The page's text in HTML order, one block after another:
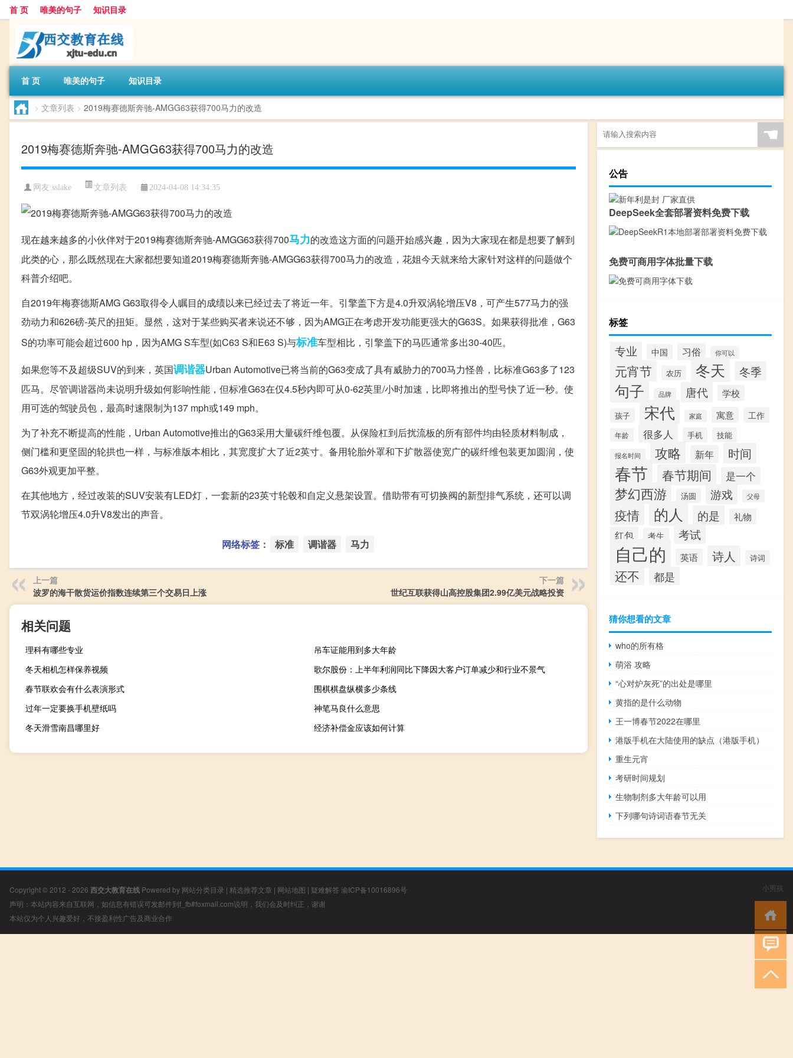
首 页 唯美的句子 知识目录
首 页 唯美的句子 知识目录
> 文章列表 > 2019梅赛德斯奔驰-AMGG63获得700马力的改造
2019梅赛德斯奔驰-AMGG63获得700马力的改造
网友:sslake 文章列表 2024-04-08 14:34:35
现在越来越多的小伙伴对于2019梅赛德斯奔驰-AMGG63获得700马力的改造这方面的问题开始感兴趣，因为大家现在都是想要了解到
此类的心，那么既然现在大家都想要知道2019梅赛德斯奔驰-AMGG63获得700马力的改造，花姐今天就来给大家针对这样的问题做个
科普介绍吧。
自2019年梅赛德斯AMG G63取得令人瞩目的成绩以来已经过去了将近一年。引擎盖下方是4.0升双涡轮增压V8，可产生577马力的强
劲动力和626磅-英尺的扭矩。显然，这对于某些购买者来说还不够，因为AMG正在考虑开发功能更强大的G63S。如果获得批准，G63
S的功率可能会超过600 hp，因为AMG S车型(如C63 S和E63 S)与标准车型相比，引擎盖下的马匹通常多出30-40匹。
如果您等不及超级SUV的到来，英国调谐器Urban Automotive已将当前的G63变成了具有威胁力的700马力怪兽，比标准G63多了123
匹马。尽管调谐器尚未说明升级如何影响性能，但标准G63在仅4.5秒内即可从0-62英里/小时加速，比即将推出的型号快了近一秒。使
用可选的驾驶员包，最高时速限制为137 mph或149 mph。
为了补充不断提高的性能，Urban Automotive推出的G63采用大量碳纤维包覆。从保险杠到后扰流板的所有部件均由轻质材料制成，
侧门槛和更坚固的轮拱也一样，与标准版本相比，其宽度扩大了近2英寸。备用轮胎外罩和下扩散器使宽广的碳纤维包装更加圆润，使
G63外观更加平整。
在其他地方，经过改装的SUV安装有LED灯，一套新的23英寸轮毂和自定义悬架设置。借助带有可切换阀的新型排气系统，还可以调
节双涡轮增压4.0升V8发出的声音。
网络标签： 标准 调谐器 马力
上一篇
波罗的海干散货运价指数连续第三个交易日上涨
下一篇
世纪互联获得山高控股集团2.99亿美元战略投资
相关问题
理科有哪些专业
吊车证能用到多大年龄
冬天相机怎样保养视频
歌尔股份：上半年利润同比下降因大客户订单减少和行业不景气
春节联欢会有什么表演形式
围棋棋盘纵横多少条线
过年一定要换手机壁纸吗
神笔马良什么意思
冬天滑雪南昌哪里好
经济补偿金应该如何计算
☚
公告
DeepSeek全套部署资料免费下载
免费可商用字体批量下载
标签
专业 中国 习俗 你可以
元宵节 农历 冬天 冬季
句子 品牌 唐代 学校
孩子 宋代 家庭 寓意 工作
年龄 很多人 手机 技能
报名时间 攻略 新年 时间
春节 春节期间 是一个
梦幻西游 汤圆 游戏 父母
疫情 的人 的是 礼物
红包 考生 考试
自己的 英语 诗人 诗词
还不 都是
猜你想看的文章
who的所有格
萌浴 攻略
“心对炉灰死”的出处是哪里
黄指的是什么动物
王一博春节2022在哪里
港版手机在大陆使用的缺点（港版手机）
重生元宵
考研时间规划
生物制剂多大年龄可以用
下列哪句诗词语春节无关
Copyright © 2012 - 2026 西交大教育在线 Powered by 网站分类目录 | 精选推荐文章 | 网站地图 | 疑难解答 渝ICP备10016896号
声明：本站内容来自互联网，如信息有错误可发邮件到f_fb#foxmail.com说明，我们会及时纠正，谢谢
本站仅为个人兴趣爱好，不接盈利性广告及商业合作
小男孩